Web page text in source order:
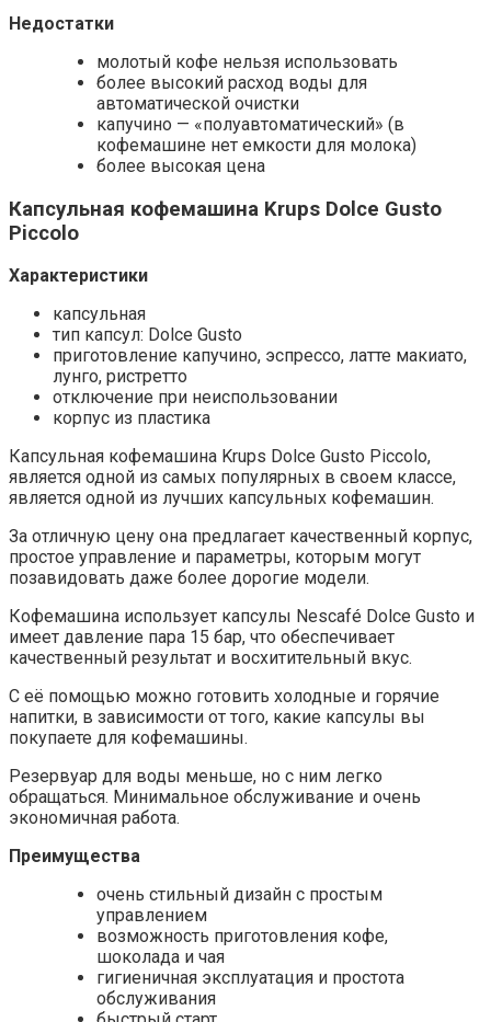
Недостатки
молотый кофе нельзя использовать
более высокий расход воды для
автоматической очистки
капучино — «полуавтоматический» (в
кофемашине нет емкости для молока)
более высокая цена
Капсульная кофемашина Krups Dolce Gusto
Piccolo
Характеристики
капсульная
тип капсул: Dolce Gusto
приготовление капучино, эспрессо, латте макиато,
лунго, ристретто
отключение при неиспользовании
корпус из пластика
Капсульная кофемашина Krups Dolce Gusto Piccolo,
является одной из самых популярных в своем классе,
является одной из лучших капсульных кофемашин.
За отличную цену она предлагает качественный корпус,
простое управление и параметры, которым могут
позавидовать даже более дорогие модели.
Кофемашина использует капсулы Nescafé Dolce Gusto и
имеет давление пара 15 бар, что обеспечивает
качественный результат и восхитительный вкус.
С её помощью можно готовить холодные и горячие
напитки, в зависимости от того, какие капсулы вы
покупаете для кофемашины.
Резервуар для воды меньше, но с ним легко
обращаться. Минимальное обслуживание и очень
экономичная работа.
Преимущества
очень стильный дизайн с простым
управлением
возможность приготовления кофе,
шоколада и чая
гигиеничная эксплуатация и простота
обслуживания